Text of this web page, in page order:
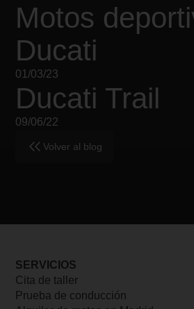
Motos
Ducati
01/03/23
Ducati Trail
09/06/22
Volver al blog
SERVICIOS
Cita de taller
Prueba de conducción